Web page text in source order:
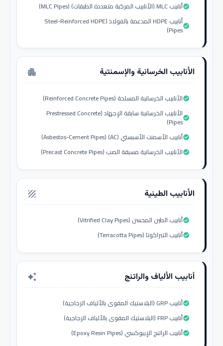
أنابيب MLC (الأنابيب المركبة متعددة الطبقات) (MLC Pipes)check_circle
أنابيب HDPE المدعمة بالفولاذ (Steel-Reinforced HDPE
Pipes)check_circle
الأنابيب الخرسانية والإسمنتية apartment
الأنابيب الخرسانية المسلحة (Reinforced Concrete Pipes)check_circle
الأنابيب الخرسانية سابقة الإجهاد (Prestressed Concrete
Pipes)check_circle
أنابيب الأسمنت الأسبستي (AC) (Asbestos-Cement Pipes)check_circle
الأنابيب الخرسانية مسبقة الصب (Precast Concrete Pipes)check_circle
الأنابيب الطينية texture
أنابيب الطين المحسن (Vitrified Clay Pipes)check_circle
أنابيب التيراكوتا (Terracotta Pipes)check_circle
أنابيب الألياف والراتنج auto_awesome
أنابيب GRP (البلاستيك المقوى بالألياف الزجاجية)check_circle
أنابيب FRP (البلاستيك المقوى بالألياف الزجاجية)check_circle
أنابيب الراتنج الإيبوكسي (Epoxy Resin Pipes)check_circle